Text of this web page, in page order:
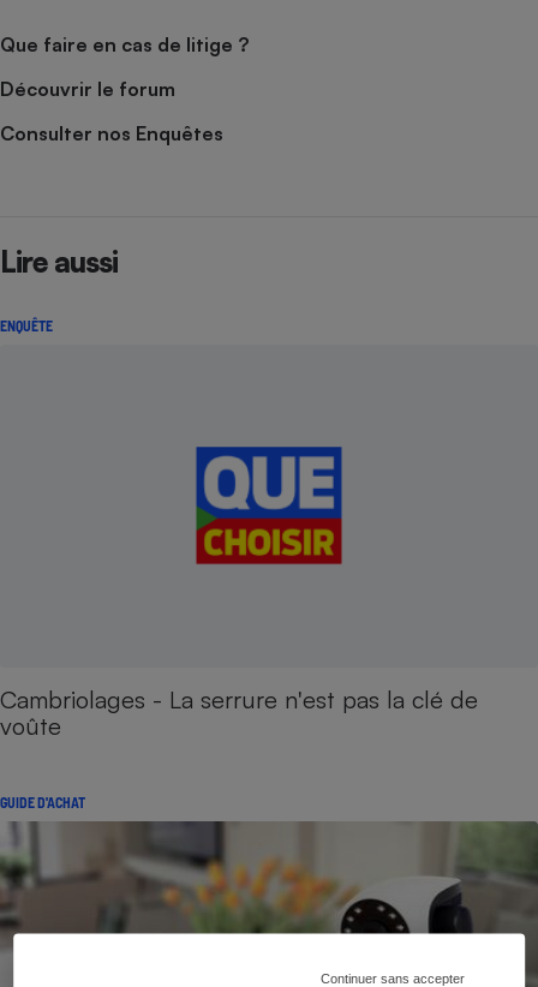
Continuer sans accepter
Que faire en cas de litige ?
Découvrir le forum
Consulter nos Enquêtes
Lire aussi
ENQUÊTE
Cambriolages - La serrure n'est pas la clé de
voûte
GUIDE D'ACHAT